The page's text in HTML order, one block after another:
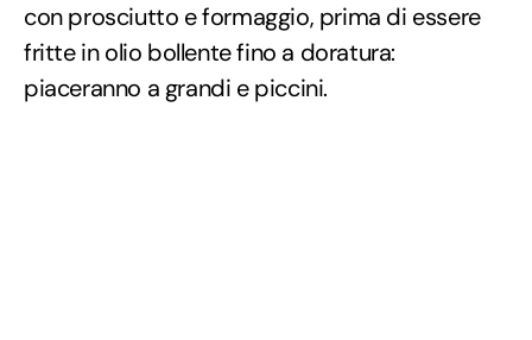
con prosciutto e formaggio, prima di essere
fritte in olio bollente fino a doratura:
piaceranno a grandi e piccini.